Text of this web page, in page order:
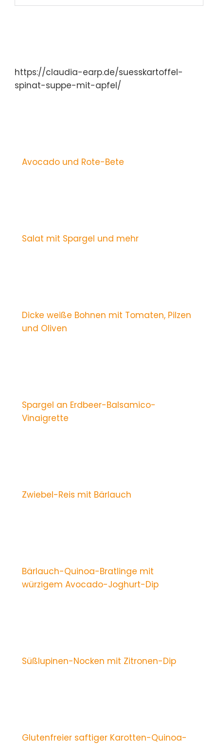
https://claudia-earp.de/suesskartoffel-
spinat-suppe-mit-apfel/
Avocado und Rote-Bete
Salat mit Spargel und mehr
Dicke weiße Bohnen mit Tomaten, Pilzen
und Oliven
Spargel an Erdbeer-Balsamico-
Vinaigrette
Zwiebel-Reis mit Bärlauch
Bärlauch-Quinoa-Bratlinge mit
würzigem Avocado-Joghurt-Dip
Süßlupinen-Nocken mit Zitronen-Dip
Glutenfreier saftiger Karotten-Quinoa-